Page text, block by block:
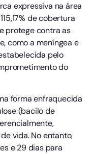
expressiva na área
de cobertura
protege contra as
como a meníngea e
pelo
do
forma enfraquecida
(bacilo de
vida. No entanto,
e 29 dias para